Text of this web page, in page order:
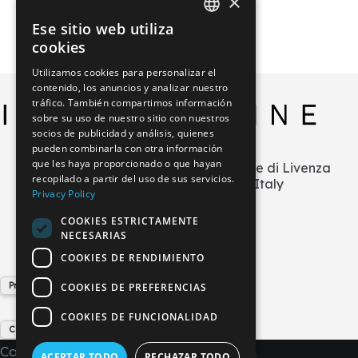
Via L.Zecchetto n.1 – ZI La Salute di Livenza
30029 San Stino di Livenza (VE) Italy
+39 0421 290378
info@imperial-line.com
Privacy Policy
Cookie Policy
Copyright © 2026 - IMPERIAL LINE SRL
ENGLISH
FRENCH
SPANISH
Ese sitio web utiliza
cookies
Utilizamos cookies para personalizar el
contenido, los anuncios y analizar nuestro
tráfico. También compartimos información
sobre su uso de nuestro sitio con nuestros
socios de publicidad y análisis, quienes
pueden combinarla con otra información
que les haya proporcionado o que hayan
recopilado a partir del uso de sus servicios.
Privacy Policy
COOKIES ESTRICTAMENTE
NECESARIAS
COOKIES DE RENDIMIENTO
COOKIES DE PREFERENCIAS
COOKIES DE FUNCIONALIDAD